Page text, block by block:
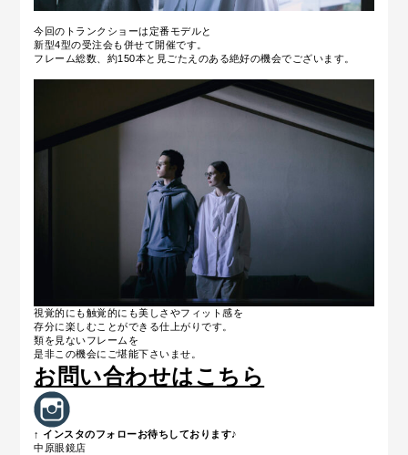
今回のトランクショーは定番モデルと
新型4型の受注会も併せて開催です。
フレーム総数、約150本と見ごたえのある絶好の機会でございます。
視覚的にも触覚的にも美しさやフィット感を
存分に楽しむことができる仕上がりです。
類を見ないフレームを
是非この機会にご堪能下さいませ。
お問い合わせはこちら
↑ インスタのフォローお待ちしております♪
中原眼鏡店